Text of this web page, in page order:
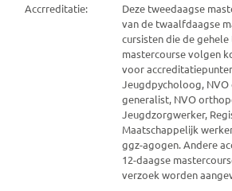
Accrreditatie:
Deze tweedaagse
van de twaalfdaagse
cursisten die de
mastercourse volgen
voor
Jeugdpycholoog,
generalist, NVO
Jeugdzorgwerker,
Maatschappelijk
ggz-agogen. Andere
12-daagse
verzoek worden